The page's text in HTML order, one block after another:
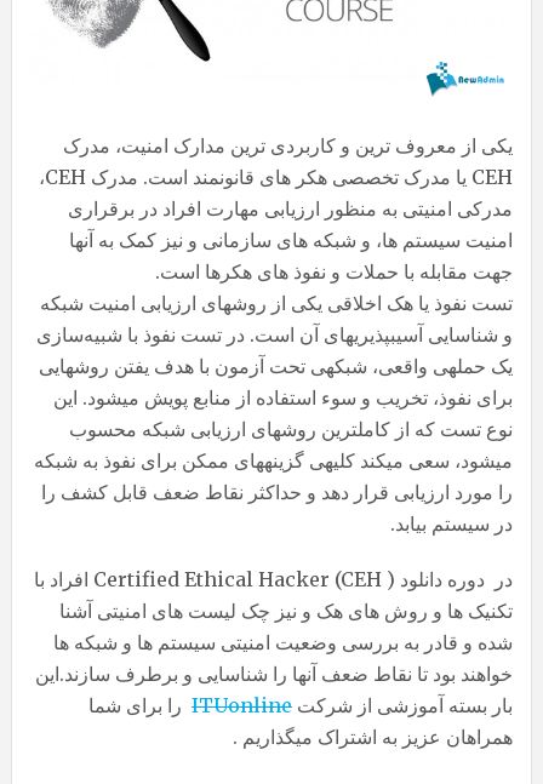
یکی از معروف ترین و کاربردی ترین مدارک امنیت، مدرک
CEH یا مدرک تخصصی هکر های قانونمند است. مدرک CEH،
مدرکی امنیتی به منظور ارزیابی مهارت افراد در برقراری
امنیت سیستم ها، و شبکه های سازمانی و نیز کمک به آنها
جهت مقابله با حملات و نفوذ های هکرها است.
تست نفوذ یا هک اخلاقی یکی از روش‎های ارزیابی امنیت شبکه
و شناسایی آسیب‎پذیری‎های آن است. در تست نفوذ با شبیه‌سازی
یک حمله‎ی واقعی، شبکه‎ی تحت آزمون با هدف یفتن روش‏هایی
برای نفوذ، تخریب و سوء استفاده از منابع پویش می‎شود. این
نوع تست که از کامل‎ترین روش‎های ارزیابی شبکه محسوب
می‎شود، سعی می‎کند کلیه‎ی گزینه‎های ممکن برای نفوذ به شبکه
را مورد ارزیابی قرار دهد و حداکثر نقاط ضعف قابل کشف را
در سیستم بیابد.
در دوره دانلود ( Certified Ethical Hacker (CEH افراد با
تکنیک ها و روش های هک و نیز چک لیست های امنیتی آشنا
شده و قادر به بررسی وضعیت امنیتی سیستم ها و شبکه ها
خواهند بود تا نقاط ضعف آنها را شناسایی و برطرف سازند.این
بار بسته آموزشی از شرکت ITUonlineرا برای شما
همراهان عزیز به اشتراک میگذاریم .